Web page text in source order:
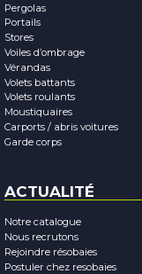
Pergolas
Portails
Stores
Voiles d’ombrage
Vérandas
Volets battants
Volets roulants
Moustiquaires
Carports / abris voitures
Garde corps
ACTUALITÉ
Notre catalogue
Nous recrutons
Rejoindre résobaies
Postuler chez resobaies